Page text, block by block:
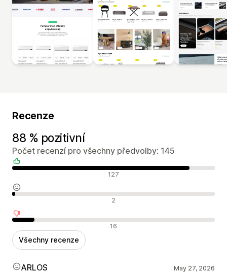
Recenze
88 % pozitivní
Počet recenzí pro všechny předvolby: 145
Pozitivní recenze 127
Neutrální recenze 2
Negativní recenze 16
Všechny recenze
ARLOS May 27, 2026